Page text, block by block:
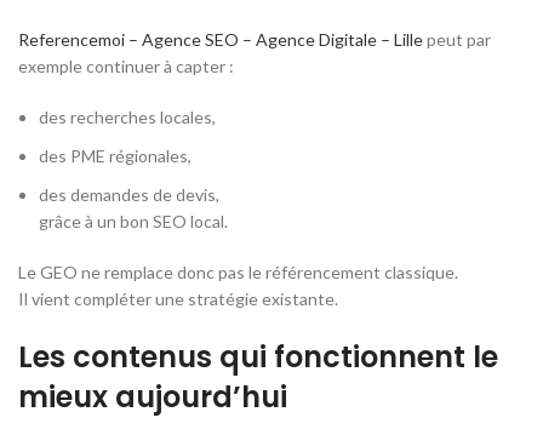
Referencemoi – Agence SEO – Agence Digitale – Lillepeut par
exemple continuer à capter :
des recherches locales,
des PME régionales,
des demandes de devis,
grâce à un bon SEO local.
Le GEO ne remplace donc pas le référencement classique.
Il vient compléter une stratégie existante.
Les contenus qui fonctionnent le
mieux aujourd’hui